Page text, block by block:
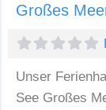
Großes
Unser
See Großes